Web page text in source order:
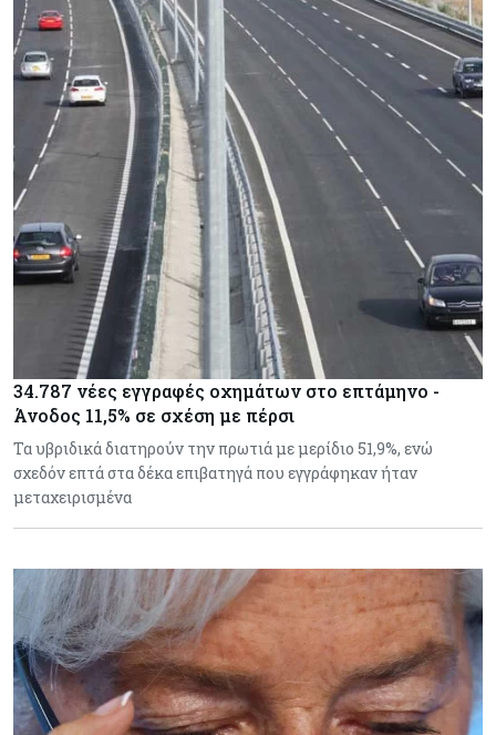
34.787 νέες εγγραφές οχημάτων στο επτάμηνο -
Άνοδος 11,5% σε σχέση με πέρσι
Τα υβριδικά διατηρούν την πρωτιά με μερίδιο 51,9%, ενώ
σχεδόν επτά στα δέκα επιβατηγά που εγγράφηκαν ήταν
μεταχειρισμένα